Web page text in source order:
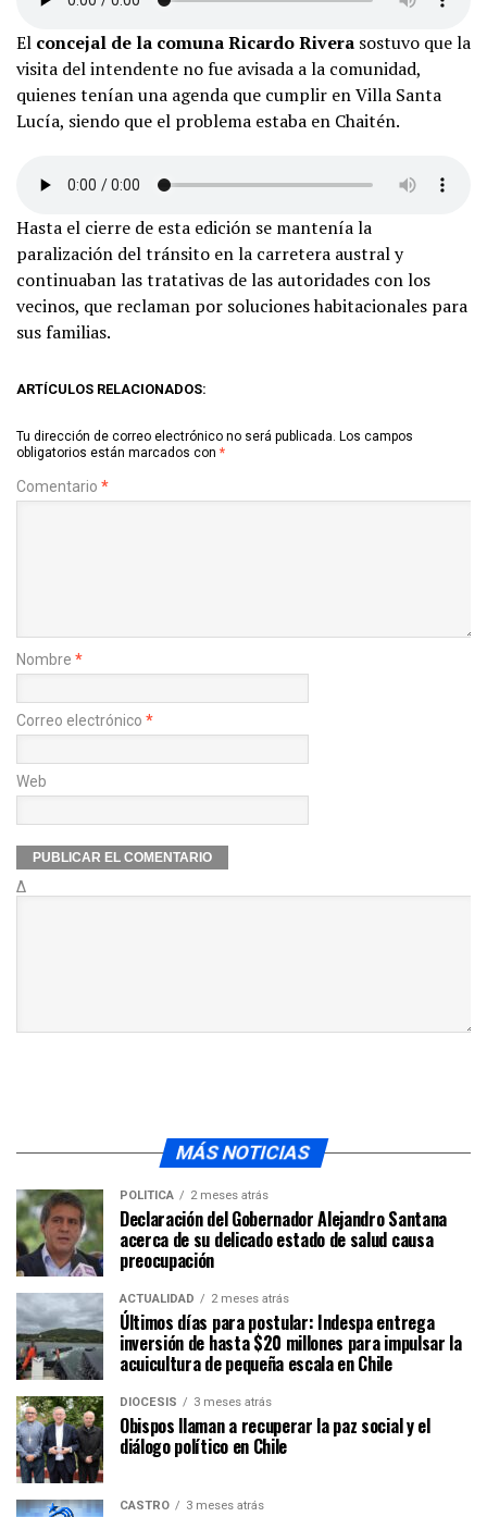
El concejal de la comuna Ricardo Rivera sostuvo que la
visita del intendente no fue avisada a la comunidad,
quienes tenían una agenda que cumplir en Villa Santa
Lucía, siendo que el problema estaba en Chaitén.
Hasta el cierre de esta edición se mantenía la
paralización del tránsito en la carretera austral y
continuaban las tratativas de las autoridades con los
vecinos, que reclaman por soluciones habitacionales para
sus familias.
ARTÍCULOS RELACIONADOS:
Tu dirección de correo electrónico no será publicada. Los campos
obligatorios están marcados con *
Comentario *
Nombre *
Correo electrónico *
Web
Δ
MÁS NOTICIAS
POLÍTICA 2 meses atrás
Declaración del Gobernador Alejandro Santana
acerca de su delicado estado de salud causa
preocupación
ACTUALIDAD 2 meses atrás
Últimos días para postular: Indespa entrega
inversión de hasta $20 millones para impulsar la
acuicultura de pequeña escala en Chile
DIÓCESIS 3 meses atrás
Obispos llaman a recuperar la paz social y el
diálogo político en Chile
CASTRO 3 meses atrás